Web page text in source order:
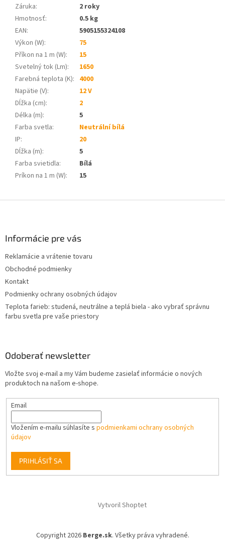
Záruka:
2 roky
Hmotnosť:
0.5 kg
EAN:
5905155324108
Výkon (W):
75
Příkon na 1 m (W):
15
Svetelný tok (Lm):
1650
Farebná teplota (K): 4000
Napätie (V):
12 V
Dĺžka (cm):
2
Délka (m):
5
Farba svetla:
Neutrální bílá
IP:
20
Dĺžka (m):
5
Farba svietidla:
Bílá
Príkon na 1 m (W): 15
Informácie pre vás
Reklamácie a vrátenie tovaru
Obchodné podmienky
Kontakt
Podmienky ochrany osobných údajov
Teplota farieb: studená, neutrálne a teplá biela - ako vybrať správnu
farbu svetla pre vaše priestory
Odoberať newsletter
Vložte svoj e-mail a my Vám budeme zasielať informácie o nových
produktoch na našom e-shope.
Email
Vložením e-mailu súhlasíte s podmienkami ochrany osobných
údajov
PRIHLÁSIŤ SA
Vytvoril Shoptet
Copyright 2026 Berge.sk. Všetky práva vyhradené.